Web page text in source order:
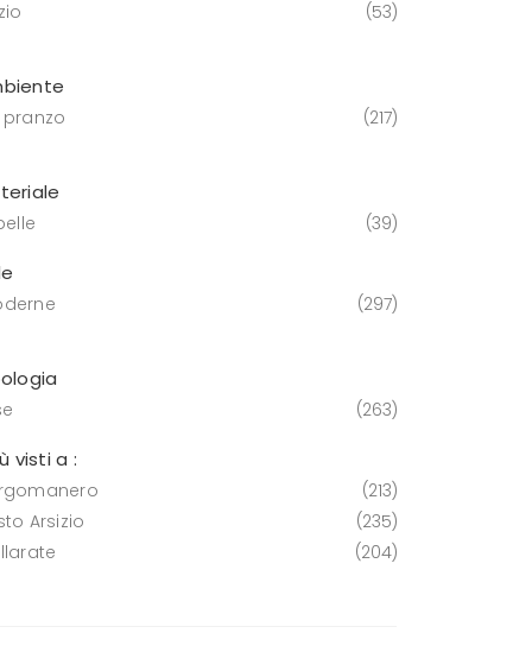
53
217
39
297
263
visti a :
213
Arsizio
235
204